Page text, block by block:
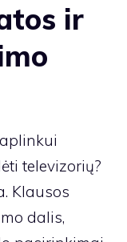
ir
televizorių?
Klausos
dalis,